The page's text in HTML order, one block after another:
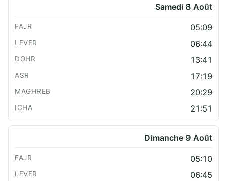
Samedi 8 Août
05:09
06:44
13:41
17:19
20:29
21:51
Dimanche 9 Août
05:10
06:45